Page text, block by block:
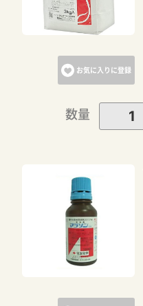
お気に入りに登録
数量